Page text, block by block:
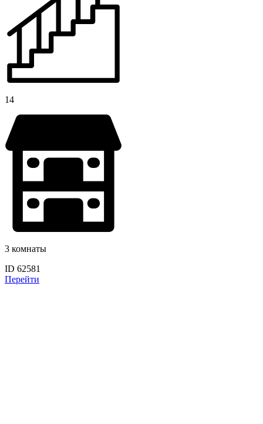
14
3 комнаты
ID 62581
Перейти